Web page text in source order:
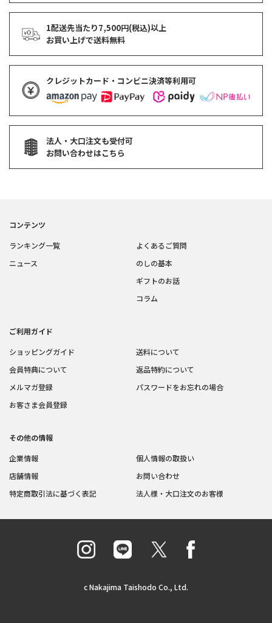
1配送先当たり7,500円(税込)以上
お買い上げで送料無料
クレジットカード・コンビニ決済等利用可
法人・大口注文も受付可
お問い合わせはこちら
コンテンツ
ランキング一覧
ニュース
よくあるご質問
のしの基本
ギフトのお話
コラム
ご利用ガイド
ショッピングガイド
会員特典について
メルマガ登録
お客さま会員登録
送料について
返品特約について
パスワードをお忘れの場合
その他の情報
企業情報
店舗情報
特定商取引法に基づく表記
個人情報の取扱い
お問い合わせ
法人様・大口注文のお客様
c Nakajima Taishodo Co., Ltd.